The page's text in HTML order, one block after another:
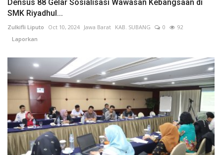
Densus 88 Gelar Sosialisasi Wawasan Kebangsaan di
SMK Riyadhul...
Zulkifli Liputo Oct 10, 2024 Jawa Barat KAB. SUBANG 0
92
Laporkan